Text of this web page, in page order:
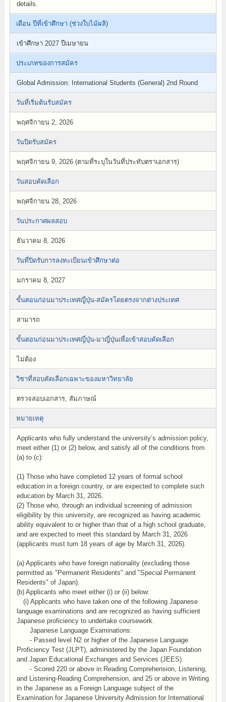
details.
เดือน ปีที่เข้าศึกษา (ช่วงใบไม้ผลิ)
เข้าศึกษา 2027 ปีเมษายน
ประเภทของการสมัคร
Global Admission: International Students (General) 2nd Round
วันที่เริ่มต้นรับสมัคร
พฤศจิกายน 2, 2026
วันปิดรับสมัคร
พฤศจิกายน 9, 2026 (ตามที่ระบุในวันที่ประทับตราเอกสาร)
วันสอบคัดเลือก
พฤศจิกายน 28, 2026
วันประกาศผลสอบ
ธันวาคม 8, 2026
วันที่ปิดรับการลงทะเบียนเข้าศึกษาต่อ
มกราคม 8, 2027
ขั้นตอนก่อนมาประเทศญี่ปุ่น-สมัครโดยตรงจากต่างประเทศ
สามารถ
ขั้นตอนก่อนมาประเทศญี่ปุ่น-มาญี่ปุ่นเพื่อเข้าสอบคัดเลือก
ไม่ต้อง
วิชาที่สอบคัดเลือกเฉพาะของมหาวิทยาลัย
ตรวจสอบเอกสาร, สัมภาษณ์
หมายเหตุ
Applicants who fully understand the university’s admission policy,
meet either (1) or (2) below, and satisfy all of the conditions from
(a) to (c):
(1) Those who have completed 12 years of formal school
education in a foreign country, or are expected to complete such
education by March 31, 2026.
(2) Those who, through an individual screening of admission
eligibility by this university, are recognized as having academic
ability equivalent to or higher than that of a high school graduate,
and are expected to meet this standard by March 31, 2026
(applicants must turn 18 years of age by March 31, 2026).
(a) Applicants who have foreign nationality (excluding those
permitted as "Permanent Residents" and "Special Permanent
Residents" of Japan).
(b) Applicants who meet either (i) or (ii) below:
(i) Applicants who have taken one of the following Japanese
language examinations and are recognized as having sufficient
Japanese proficiency to undertake coursework.
Japanese Language Examinations:
- Passed level N2 or higher of the Japanese Language
Proficiency Test (JLPT), administered by the Japan Foundation
and Japan Educational Exchanges and Services (JEES).
- Scored 220 or above in Reading Comprehension, Listening,
and Listening-Reading Comprehension, and 25 or above in Writing
in the Japanese as a Foreign Language subject of the
Examination for Japanese University Admission for International